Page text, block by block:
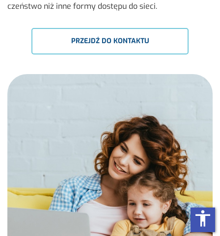
czeń­stwo niż inne formy do­stę­pu do sieci.
PRZEJDŹ DO KONTAKTU
accessibility